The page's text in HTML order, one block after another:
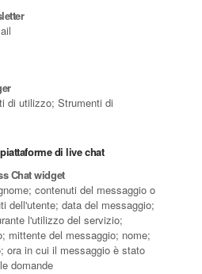
di utilizzo; Strumenti di
di live chat
Chat widget
contenuti del messaggio o
dell'utente; data del messaggio;
l'utilizzo del servizio;
mittente del messaggio; nome;
ora in cui il messaggio è stato
domande